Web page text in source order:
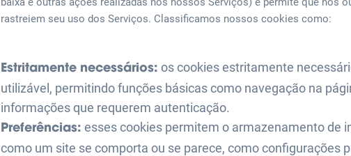
rastreiem seu uso dos Serviços. Classificamos nossos cookies como:
Estritamente necessários: os cookies estritamente
utilizável, permitindo funções básicas como navegação na
informações que requerem autenticação.
Preferências: esses cookies permitem o armazenamento de
como um site se comporta ou se parece, como configurações